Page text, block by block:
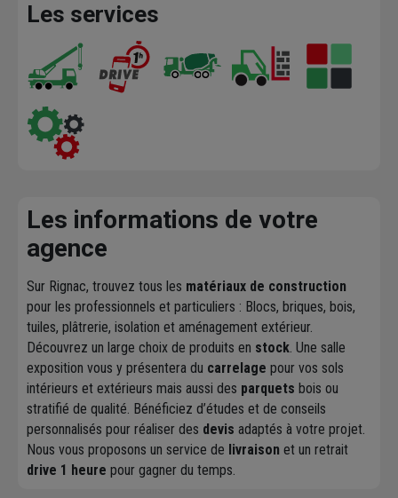
Les services
Les informations de votre
agence
Sur Rignac, trouvez tous les matériaux de construction
pour les professionnels et particuliers : Blocs, briques, bois,
tuiles, plâtrerie, isolation et aménagement extérieur.
Découvrez un large choix de produits en stock. Une salle
exposition vous y présentera du carrelage pour vos sols
intérieurs et extérieurs mais aussi des parquets bois ou
stratifié de qualité. Bénéficiez d’études et de conseils
personnalisés pour réaliser des devis adaptés à votre projet.
Nous vous proposons un service de livraison et un retrait
drive 1 heure pour gagner du temps.